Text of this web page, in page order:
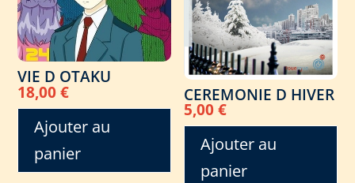
VIE D OTAKU
18,00€
Ajouter au
panier
CEREMONIE D HIVER
5,00€
Ajouter au
panier